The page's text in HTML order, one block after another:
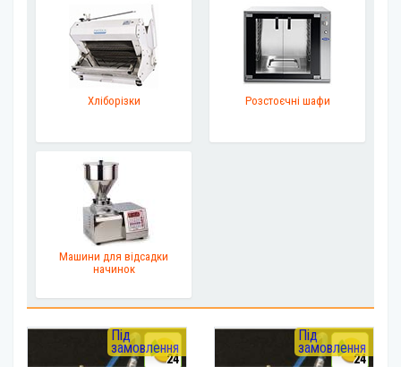
Хліборізки Розстоєчні шафи
Машини для відсадки
начинок
Під
замовлення
24
Під
замовлення
24